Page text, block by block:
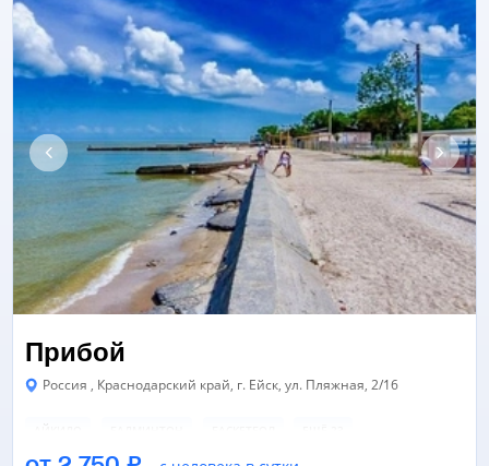
Прибой
Россия , Краснодарский край, г. Ейск, ул. Пляжная, 2/16
АЙКИДО